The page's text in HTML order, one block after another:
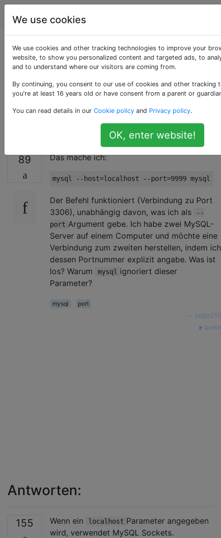
Serveradministratoren
Warum ignoriert das
MySQL-
Befehlszeilentool den
Parameter --port?
89 Das mache ich:
Der Befehl funktioniert (Verbindung zu Port
3306), unabhängig davon, was ich als
--
port Argument gebe. Ich habe zwei MySQL-
Server auf einem Computer und möchte eine
Verbindung zum zweiten herstellen, indem ich
dessen Portnummer explizit angabe. Was ist
los? Warum
mysql ignoriert dieser
Parameter?
mysql
port
yegor256
quelle
Antworten:
155 Wenn ein localhost Parameter angegeben
wird, verwendet MySQL Sockets.
We use cookies
We use cookies and other tracking technologies to improve your
website, to show you personalized content and targeted ads, to
and to understand where our visitors are coming from.
By continuing, you consent to our use of cookies and other tracking
you're at least 16 years old or have consent from a parent or
You can read details in our Cookie policy and Privacy policy.
OK, enter website!